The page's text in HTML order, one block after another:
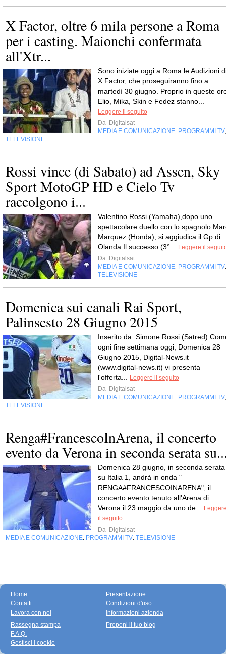
X Factor, oltre 6 mila persone a Roma
per i casting. Maionchi confermata
all'Xtr...
Sono iniziate oggi a Roma le Audizioni
X Factor, che proseguiranno fino a
martedì 30 giugno. Proprio in queste
Elio, Mika, Skin e Fedez stanno...
Leggere il seguito
Da Digitalsat
MEDIA E COMUNICAZIONE PROGRAMMI TV
TELEVISIONE
Rossi vince (di Sabato) ad Assen, Sky
Sport MotoGP HD e Cielo Tv
raccolgono i...
Valentino Rossi (Yamaha),dopo uno
spettacolare duello con lo spagnolo
Marquez (Honda), si aggiudica il Gp di
Olanda.Il successo (3°...
Leggere il
Da Digitalsat
MEDIA E COMUNICAZIONE PROGRAMMI TV
TELEVISIONE
Domenica sui canali Rai Sport,
Palinsesto 28 Giugno 2015
Inserito da: Simone Rossi (Satred)
ogni fine settimana oggi, Domenica 28
Giugno 2015, Digital-News.it
(www.digital-news.it) vi presenta
l'offerta...
Leggere il seguito
Da Digitalsat
MEDIA E COMUNICAZIONE PROGRAMMI TV
TELEVISIONE
Renga#FrancescoInArena, il concerto
evento da Verona in seconda serata
Domenica 28 giugno, in seconda serata
su Italia 1, andrà in onda "
RENGA#FRANCESCOINARENA", il
concerto evento tenuto all'Arena di
Verona il 23 maggio da uno de...
il seguito
Da Digitalsat
MEDIA E COMUNICAZIONE PROGRAMMI TV TELEVISIONE
Home
Contatti
Lavora con noi
Presentazione
Condizioni d'uso
Informazioni azienda
Rassegna stampa
F.A.Q.
Gestisci i cookie
Proponi il tuo blog